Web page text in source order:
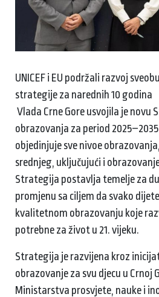
UNICEF i EU podržali razvoj
strategije za narednih 10 godina
Vlada Crne Gore usvojila je
obrazovanja za period
objedinjuje sve nivoe
srednjeg, uključujući i
Strategija postavlja temelje za
promjenu sa ciljem da svako
kvalitetnom obrazovanju koje
potrebne za život u 21. vijeku.
Strategija je razvijena kroz
obrazovanje za svu djecu u Crnoj
Ministarstva prosvjete, nauke i